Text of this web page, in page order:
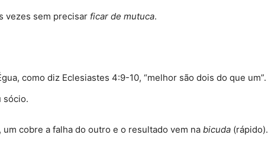
vezes sem precisar ficar de mutuca.
como diz Eclesiastes 4:9-10, “melhor são dois do que um”.
sócio.
cobre a falha do outro e o resultado vem na bicuda (rápido).